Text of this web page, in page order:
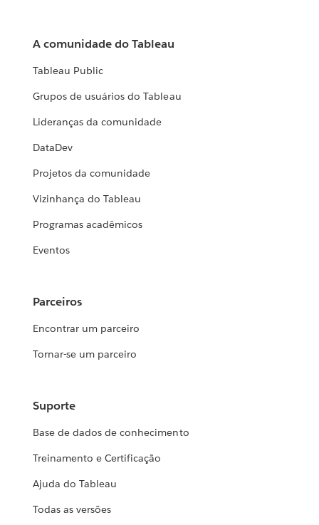
A comunidade do Tableau
Tableau Public
Grupos de usuários do Tableau
Lideranças da comunidade
DataDev
Projetos da comunidade
Vizinhança do Tableau
Programas acadêmicos
Eventos
Parceiros
Encontrar um parceiro
Tornar-se um parceiro
Suporte
Base de dados de conhecimento
Treinamento e Certificação
Ajuda do Tableau
Todas as versões